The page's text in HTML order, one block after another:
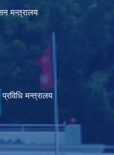
मन्त्रालय
मन्त्रालय